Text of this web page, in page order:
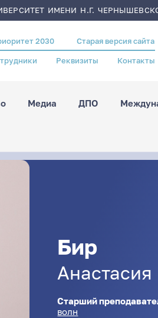
ИМЕНИ Н.Г.
2030 Старая версия сайта
Реквизиты Контакты
Медиа ДПО
Бир
Анастасия
Старший
волн